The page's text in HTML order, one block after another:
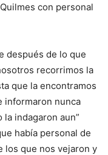
con personal
después de lo que
recorrimos la
que la encontramos
informaron nunca
indagaron aun”
había personal de
los que nos vejaron y